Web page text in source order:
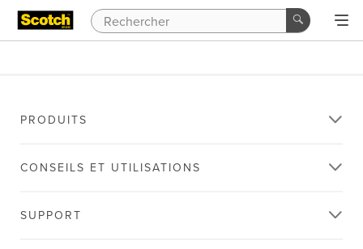
PRODUITS
CONSEILS ET UTILISATIONS
SUPPORT